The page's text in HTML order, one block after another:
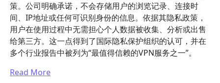
策。公司明确承诺，不会存储用户的浏览记录、连接时
间、IP地址或任何可识别身份的信息。依据其隐私政策，
用户在使用过程中无需担心个人数据被收集、分析或出售
给第三方。这一点得到了国际隐私保护组织的认可，并在
多个行业报告中被列为“最值得信赖的VPN服务之一”。
Read More